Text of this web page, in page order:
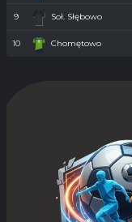
9 Soł. Słębowo
10 Chomętowo